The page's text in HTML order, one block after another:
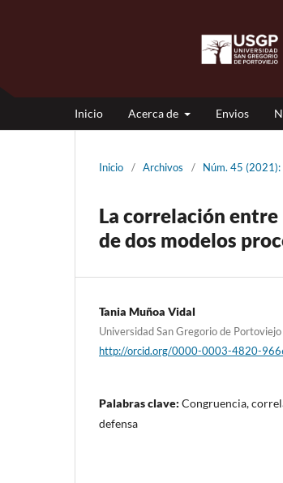
Inicio Acerca de Envios
Inicio / Archivos / Núm. 45 (2021):
La correlación
de dos modelos
Tania Muñoa Vidal
Universidad San Gregorio de Portoviejo
http://orcid.org/0000-0003-4820-
Palabras clave: Congruencia,
defensa